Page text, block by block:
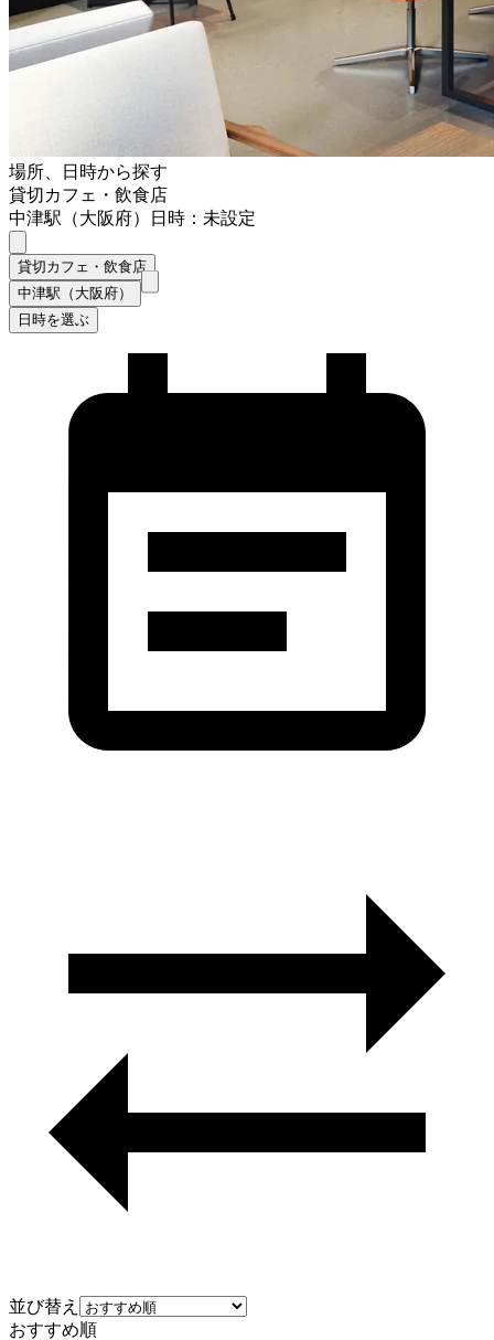
場所、日時から探す
貸切カフェ・飲食店
中津駅（大阪府）
日時：未設定
貸切カフェ・飲食店
中津駅（大阪府）
日時を選ぶ
並び替え
おすすめ順